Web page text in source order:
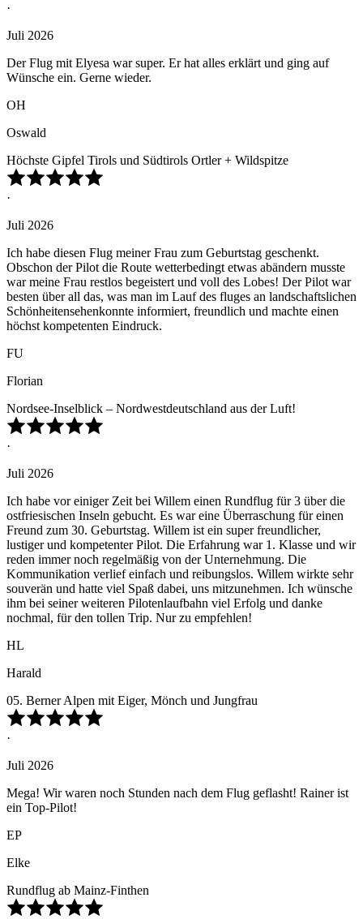
·
Juli 2026
Der Flug mit Elyesa war super. Er hat alles erklärt und ging auf
Wünsche ein. Gerne wieder.
OH
Oswald
Höchste Gipfel Tirols und Südtirols Ortler + Wildspitze
·
Juli 2026
Ich habe diesen Flug meiner Frau zum Geburtstag geschenkt.
Obschon der Pilot die Route wetterbedingt etwas abändern musste
war meine Frau restlos begeistert und voll des Lobes! Der Pilot war
besten über all das, was man im Lauf des fluges an landschaftslichen
Schönheitensehenkonnte informiert, freundlich und machte einen
höchst kompetenten Eindruck.
FU
Florian
Nordsee-Inselblick – Nordwestdeutschland aus der Luft!
·
Juli 2026
Ich habe vor einiger Zeit bei Willem einen Rundflug für 3 über die
ostfriesischen Inseln gebucht. Es war eine Überraschung für einen
Freund zum 30. Geburtstag. Willem ist ein super freundlicher,
lustiger und kompetenter Pilot. Die Erfahrung war 1. Klasse und wir
reden immer noch regelmäßig von der Unternehmung. Die
Kommunikation verlief einfach und reibungslos. Willem wirkte sehr
souverän und hatte viel Spaß dabei, uns mitzunehmen. Ich wünsche
ihm bei seiner weiteren Pilotenlaufbahn viel Erfolg und danke
nochmal, für den tollen Trip. Nur zu empfehlen!
HL
Harald
05. Berner Alpen mit Eiger, Mönch und Jungfrau
·
Juli 2026
Mega! Wir waren noch Stunden nach dem Flug geflasht! Rainer ist
ein Top-Pilot!
EP
Elke
Rundflug ab Mainz-Finthen